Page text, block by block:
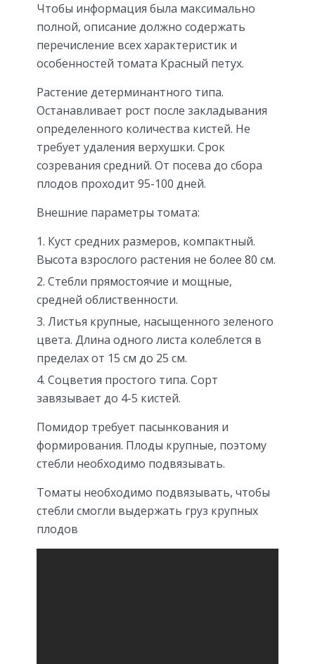
Чтобы информация была максимально
полной, описание должно содержать
перечисление всех характеристик и
особенностей томата Красный петух.
Растение детерминантного типа.
Останавливает рост после закладывания
определенного количества кистей. Не
требует удаления верхушки. Срок
созревания средний. От посева до сбора
плодов проходит 95-100 дней.
Внешние параметры томата:
Куст средних размеров, компактный.
Высота взрослого растения не более 80 см.
Стебли прямостоячие и мощные,
средней облиственности.
Листья крупные, насыщенного зеленого
цвета. Длина одного листа колеблется в
пределах от 15 см до 25 см.
Соцветия простого типа. Сорт
завязывает до 4-5 кистей.
Помидор требует пасынкования и
формирования. Плоды крупные, поэтому
стебли необходимо подвязывать.
Томаты необходимо подвязывать, чтобы
стебли смогли выдержать груз крупных
плодов